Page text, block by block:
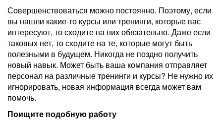
Совершенствоваться можно постоянно. Поэтому, если
вы нашли какие-то курсы или тренинги, которые вас
интересуют, то сходите на них обязательно. Даже если
таковых нет, то сходите на те, которые могут быть
полезными в будущем. Никогда не поздно получить
новый навык. Может быть ваша компания отправляет
персонал на различные тренинги и курсы? Не нужно их
игнорировать, новая информация всегда может вам
помочь.
Поищите подобную работу